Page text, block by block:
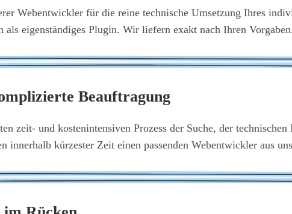
Web­ent­wick­ler für die rei­ne tech­ni­sche Umset­zung Ihres
als eigen­stän­di­ges Plug­in. Wir lie­fern exakt nach Ihren
Beauf­tra­gung
zeit- und kos­ten­in­ten­si­ven Pro­zess der Suche, der
inner­halb kür­zes­ter Zeit einen pas­sen­den Web­ent­wick­ler aus